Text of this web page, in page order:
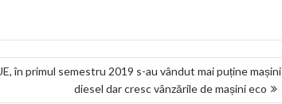
în primul semestru 2019 s-au vândut mai puține mașini
diesel dar cresc vânzările de mașini eco